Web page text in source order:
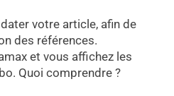
votre article, afin de
des références.
et vous affichez les
Quoi comprendre ?